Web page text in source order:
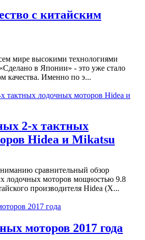
с китайским
мире высокими технологиями
в Японии» - это уже стало
качества. Именно по э...
2-х тактных
Hidea и Mikatsu
сравнительный обзор
лодочных моторов мощностью 9.8
производителя Hidea (Х...
моторов 2017 года